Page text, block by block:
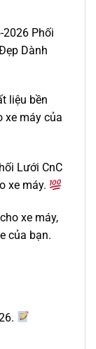
2026 Phối
Dành
liệu bền
xe máy của
Lưới CnC
xe máy.
xe máy,
của bạn.